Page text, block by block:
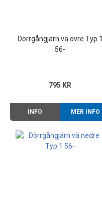
Dörrgångjärn vä övre Typ 1
56-
795 KR
INFO MER INFO